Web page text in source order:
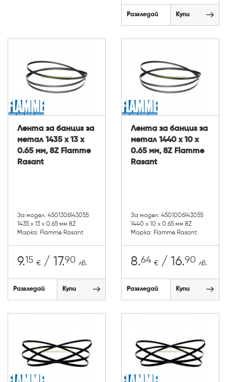
Разгледай Купи
Лента за банциг за
метал 1435 х 13 х
0.65 мм, 8Z Flamme
Rasant
За модел: 4501306143055
1435 х 13 х 0.65 мм 8Z
Марка: Flamme Rasant
9.15 € / 17.90 лв.
Разгледай Купи
Лента за банциг за
метал 1440 х 10 х
0.65 мм, 8Z Flamme
Rasant
За модел: 4501006143055
1440 х 10 х 0.65 мм 8Z
Марка: Flamme Rasant
8.64 € / 16.90 лв.
Разгледай Купи